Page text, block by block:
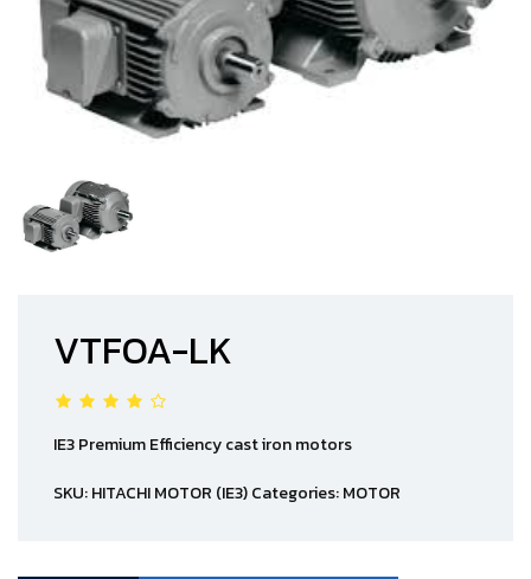
VTFOA-LK
IE3 Premium Efficiency cast iron motors
SKU:HITACHI MOTOR (IE3)Categories:MOTOR